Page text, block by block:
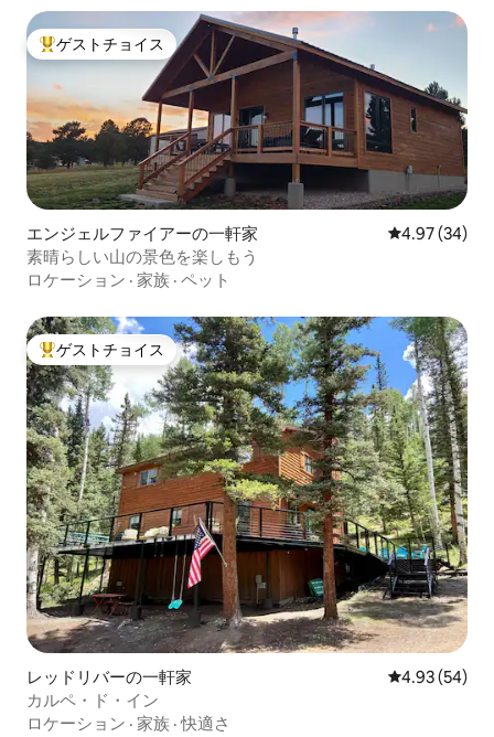
大好評のゲストチョイスです。
ゲストチョイス
エンジェルファイアーの一軒家 レビュー34
4.97 (34)
素晴らしい山の景色を楽しもう
ロケーション · 家族 · ペット
大好評のゲストチョイスです。
ゲストチョイス
レッドリバーの一軒家 レビュー54
4.93 (54)
カルペ・ド・イン
ロケーション · 家族 ·快適さ